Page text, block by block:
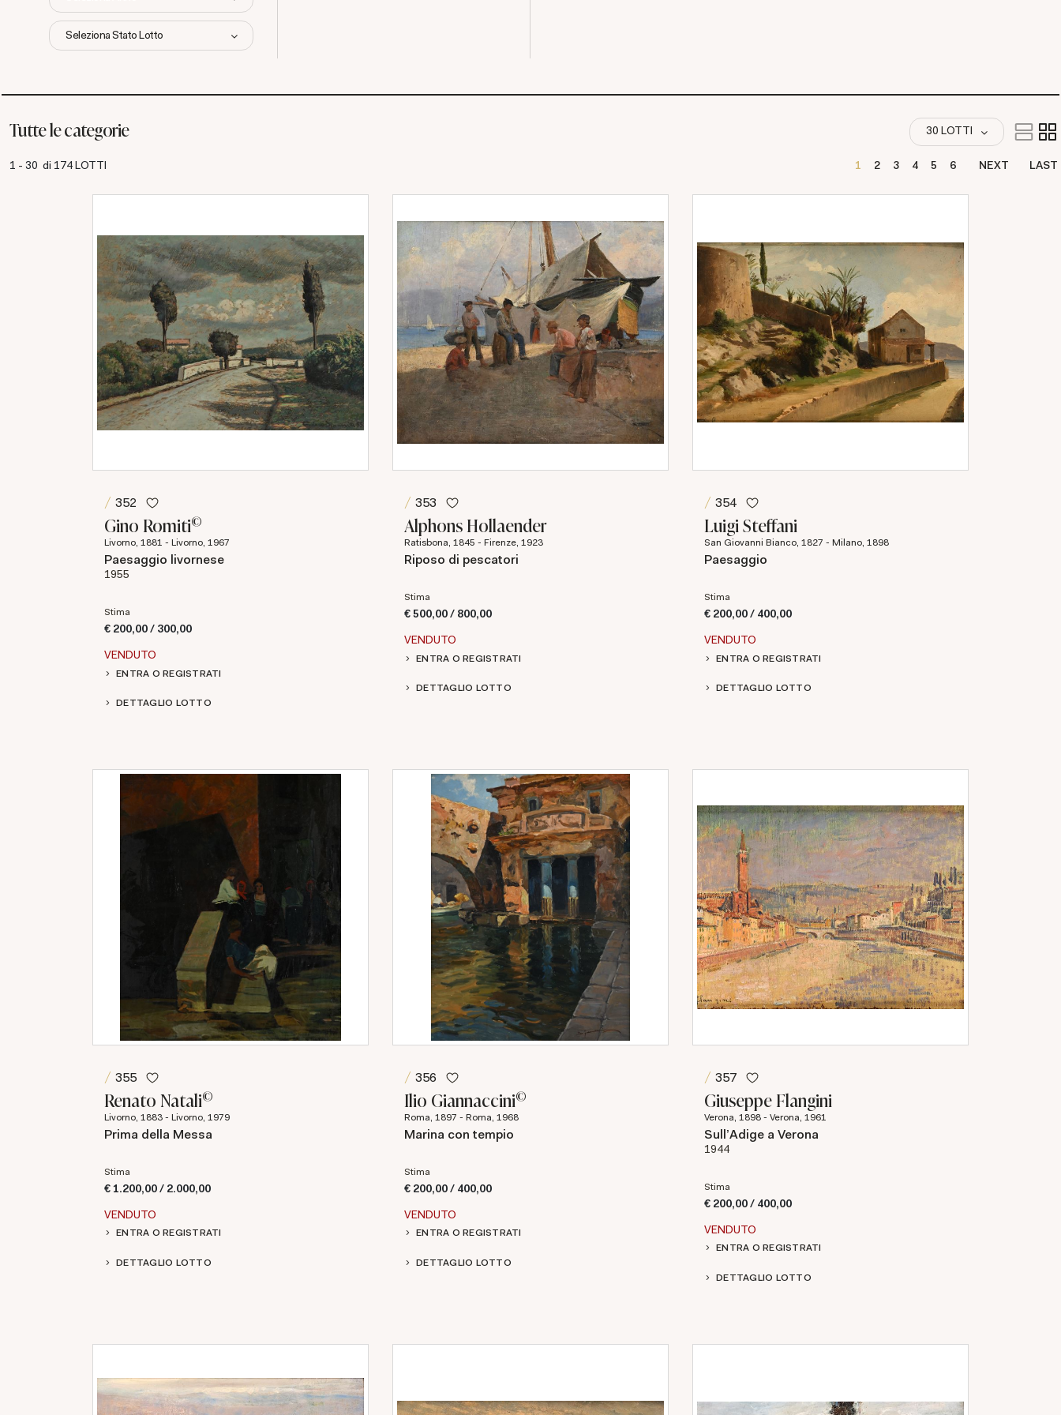
Seleziona Stato Lotto
Tutte le categorie 30 LOTTI
1 - 30 di 174 LOTTI 1 2 3 4 5 6 NEXT LAST
352
Gino Romiti©
Livorno, 1881 - Livorno, 1967
Paesaggio livornese
1955
Stima
€ 200,00 / 300,00
VENDUTO
ENTRA O REGISTRATI
DETTAGLIO LOTTO
353
Alphons Hollaender
Ratisbona, 1845 - Firenze, 1923
Riposo di pescatori
Stima
€ 500,00 / 800,00
VENDUTO
ENTRA O REGISTRATI
DETTAGLIO LOTTO
354
Luigi Steffani
San Giovanni Bianco, 1827 - Milano, 1898
Paesaggio
Stima
€ 200,00 / 400,00
VENDUTO
ENTRA O REGISTRATI
DETTAGLIO LOTTO
355
Renato Natali©
Livorno, 1883 - Livorno, 1979
Prima della Messa
Stima
€ 1.200,00 / 2.000,00
VENDUTO
ENTRA O REGISTRATI
DETTAGLIO LOTTO
356
Ilio Giannaccini©
Roma, 1897 - Roma, 1968
Marina con tempio
Stima
€ 200,00 / 400,00
VENDUTO
ENTRA O REGISTRATI
DETTAGLIO LOTTO
357
Giuseppe Flangini
Verona, 1898 - Verona, 1961
Sull'Adige a Verona
1944
Stima
€ 200,00 / 400,00
VENDUTO
ENTRA O REGISTRATI
DETTAGLIO LOTTO